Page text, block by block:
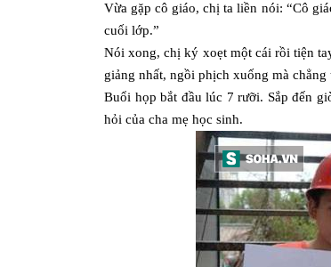
Vừa gặp cô giáo, chị ta liền nói: “Cô
cuối lớp.”
Nói xong, chị ký xoẹt một cái rồi tiện
giảng nhất, ngồi phịch xuống mà chẳng
Buổi họp bắt đầu lúc 7 rưỡi. Sắp đến
hỏi của cha mẹ học sinh.